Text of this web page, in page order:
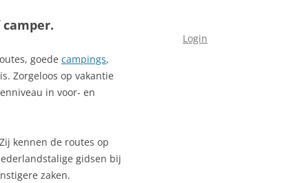
goede campings,
Zorgeloos op vakantie
in voor- en
kennen de routes op
gidsen bij
zaken.
Login